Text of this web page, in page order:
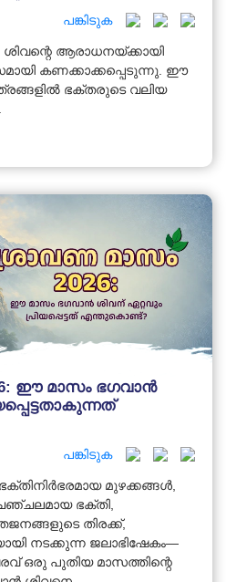
പങ്കിടുക
ആരാധനയ്ക്കായി
കണക്കാക്കപ്പെടുന്നു. ഈ
ഭക്തരുടെ വലിയ
ഈ മാസം ഭഗവാൻ
പങ്കിടുക
മുഴക്കങ്ങൾ,
ഭക്തി,
തിരക്ക്,
നടക്കുന്ന ജലാഭിഷേകം—
ഒരു പുതിയ മാസത്തിന്റെ